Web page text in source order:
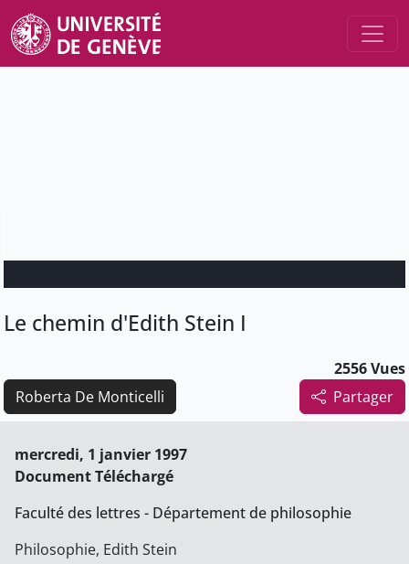
Le chemin d'Edith Stein I
2556 Vues
Partager
Roberta De Monticelli
mercredi, 1 janvier 1997
Document Téléchargé
Faculté des lettres - Département de philosophie
Philosophie, Edith Stein